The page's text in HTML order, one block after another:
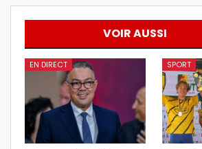
VOIR AUSSI
EN DIRECT SPORT